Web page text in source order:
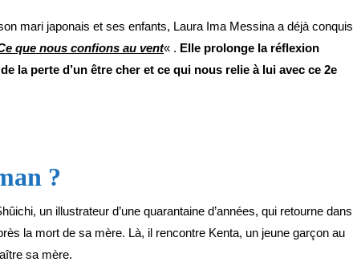
mari japonais et ses enfants, Laura Ima Messina a déjà conquis
que nous confions au vent« . Elle prolonge la réflexion
la perte d’un être cher et ce qui nous relie à lui avec ce 2e
?
un illustrateur d’une quarantaine d’années, qui retourne dans
la mort de sa mère. Là, il rencontre Kenta, un jeune garçon au
sa mère.